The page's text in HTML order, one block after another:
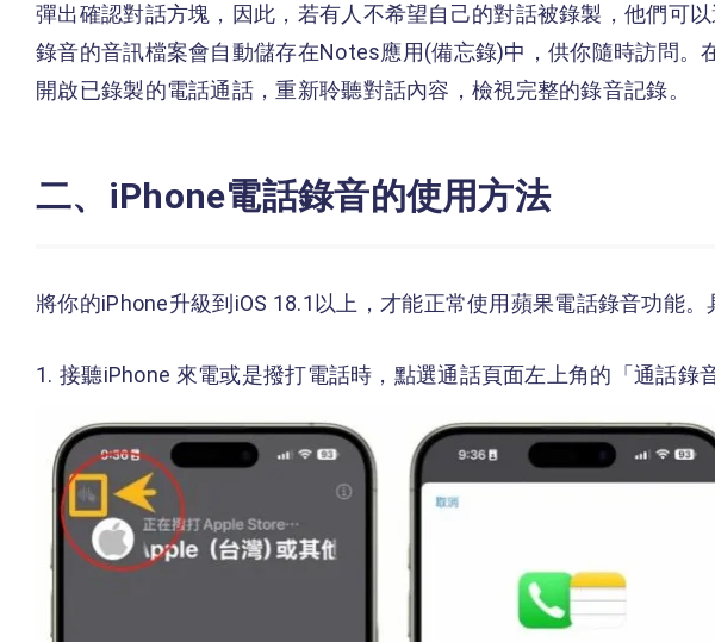
彈出確認對話方塊，因此，若有人不希望自己的對話被錄製，他們可以
錄音的音訊檔案會自動儲存在Notes應用(備忘錄)中，供你隨時訪問。
開啟已錄製的電話通話，重新聆聽對話內容，檢視完整的錄音記錄。
二、iPhone電話錄音的使用方法
將你的iPhone升級到iOS 18.1以上，才能正常使用蘋果電話錄音功能。
接聽iPhone 來電或是撥打電話時，點選通話頁面左上角的「通話錄音